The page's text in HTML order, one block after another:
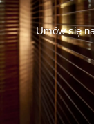
Umów się